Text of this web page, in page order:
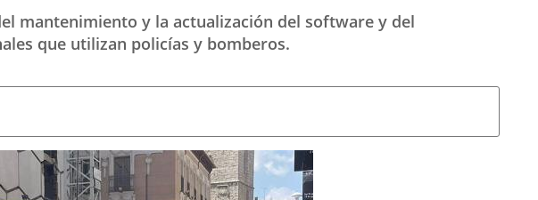
mantenimiento y la actualización del software y del
que utilizan policías y bomberos.